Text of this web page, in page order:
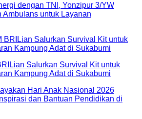
dengan TNI, Yonzipur 3/YW
Ambulans untuk Layanan
Salurkan Survival Kit untuk
Kampung Adat di Sukabumi